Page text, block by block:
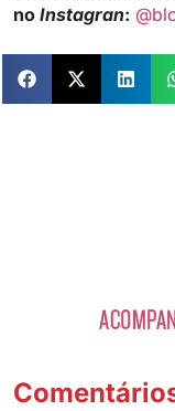
no Instagran: